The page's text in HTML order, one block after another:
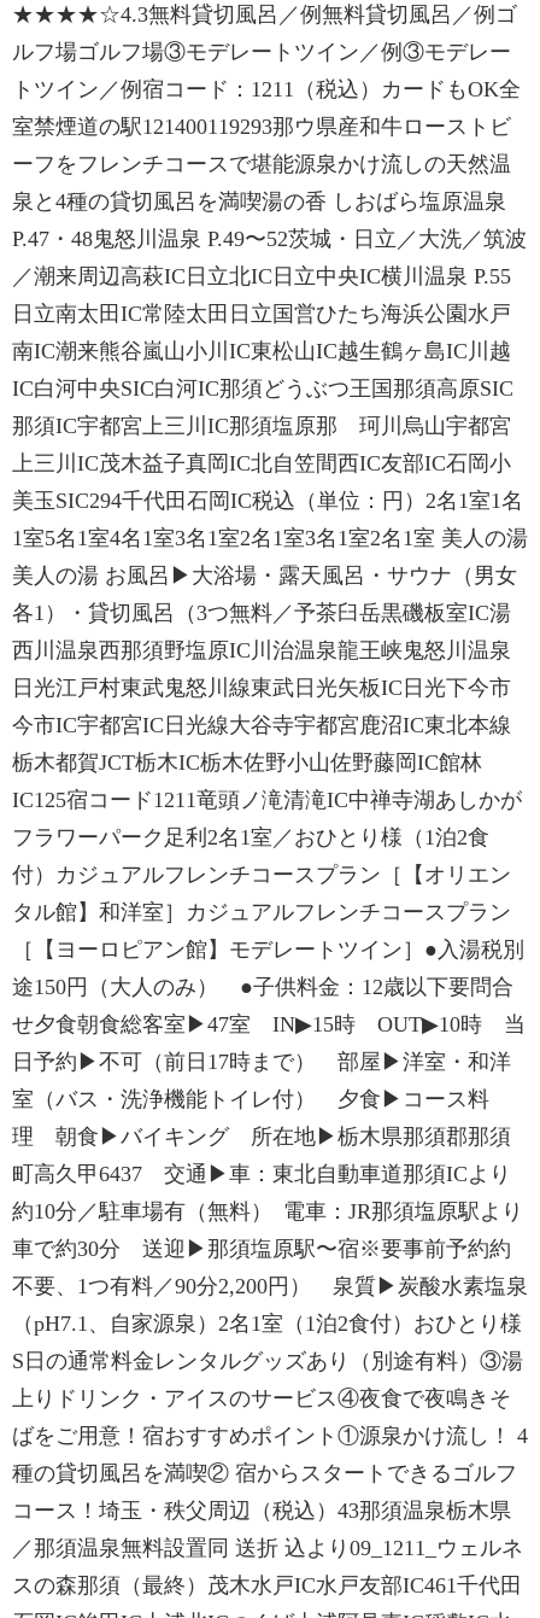
★★★★☆4.3無料貸切風呂／例無料貸切風呂／例ゴ
ルフ場ゴルフ場③モデレートツイン／例③モデレー
トツイン／例宿コード：1211（税込）カードもOK全
室禁煙道の駅121400119293那ウ県産和牛ローストビ
ーフをフレンチコースで堪能源泉かけ流しの天然温
泉と4種の貸切風呂を満喫湯の香 しおばら塩原温泉
P.47・48鬼怒川温泉 P.49〜52茨城・日立／大洗／筑波
／潮来周辺高萩IC日立北IC日立中央IC横川温泉 P.55
日立南太田IC常陸太田日立国営ひたち海浜公園水戸
南IC潮来熊谷嵐山小川IC東松山IC越生鶴ヶ島IC川越
IC白河中央SIC白河IC那須どうぶつ王国那須高原SIC
那須IC宇都宮上三川IC那須塩原那 珂川烏山宇都宮
上三川IC茂木益子真岡IC北自笠間西IC友部IC石岡小
美玉SIC294千代田石岡IC税込（単位：円）2名1室1名
1室5名1室4名1室3名1室2名1室3名1室2名1室 美人の湯
美人の湯 お風呂▶大浴場・露天風呂・サウナ（男女
各1）・貸切風呂（3つ無料／予茶臼岳黒磯板室IC湯
西川温泉西那須野塩原IC川治温泉龍王峡鬼怒川温泉
日光江戸村東武鬼怒川線東武日光矢板IC日光下今市
今市IC宇都宮IC日光線大谷寺宇都宮鹿沼IC東北本線
栃木都賀JCT栃木IC栃木佐野小山佐野藤岡IC館林
IC125宿コード1211竜頭ノ滝清滝IC中禅寺湖あしかが
フラワーパーク足利2名1室／おひとり様（1泊2食
付）カジュアルフレンチコースプラン［【オリエン
タル館】和洋室］カジュアルフレンチコースプラン
［【ヨーロピアン館】モデレートツイン］●入湯税別
途150円（大人のみ） ●子供料金：12歳以下要問合
せ夕食朝食総客室▶47室 IN▶15時 OUT▶10時 当
日予約▶不可（前日17時まで） 部屋▶洋室・和洋
室（バス・洗浄機能トイレ付） 夕食▶コース料
理 朝食▶バイキング 所在地▶栃木県那須郡那須
町高久甲6437 交通▶車：東北自動車道那須ICより
約10分／駐車場有（無料） 電車：JR那須塩原駅より
車で約30分 送迎▶那須塩原駅〜宿※要事前予約約
不要、1つ有料／90分2,200円） 泉質▶炭酸水素塩泉
（pH7.1、自家源泉）2名1室（1泊2食付）おひとり様
S日の通常料金レンタルグッズあり（別途有料）③湯
上りドリンク・アイスのサービス④夜食で夜鳴きそ
ばをご用意！宿おすすめポイント①源泉かけ流し！ 4
種の貸切風呂を満喫② 宿からスタートできるゴルフ
コース！埼玉・秩父周辺（税込）43那須温泉栃木県
／那須温泉無料設置同 送折 込より09_1211_ウェルネ
スの森那須（最終）茂木水戸IC水戸友部IC461千代田